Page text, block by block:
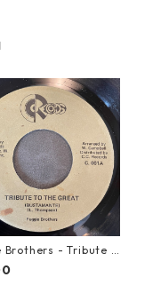
Brothers - Tribute T
【7-21765】